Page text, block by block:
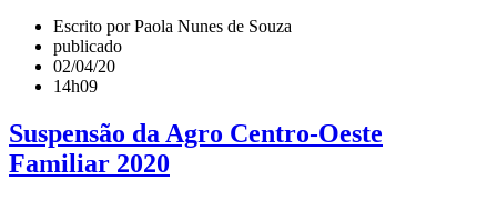
Escrito por Paola Nunes de Souza
publicado
02/04/20
14h09
Suspensão da Agro Centro-Oeste
Familiar 2020